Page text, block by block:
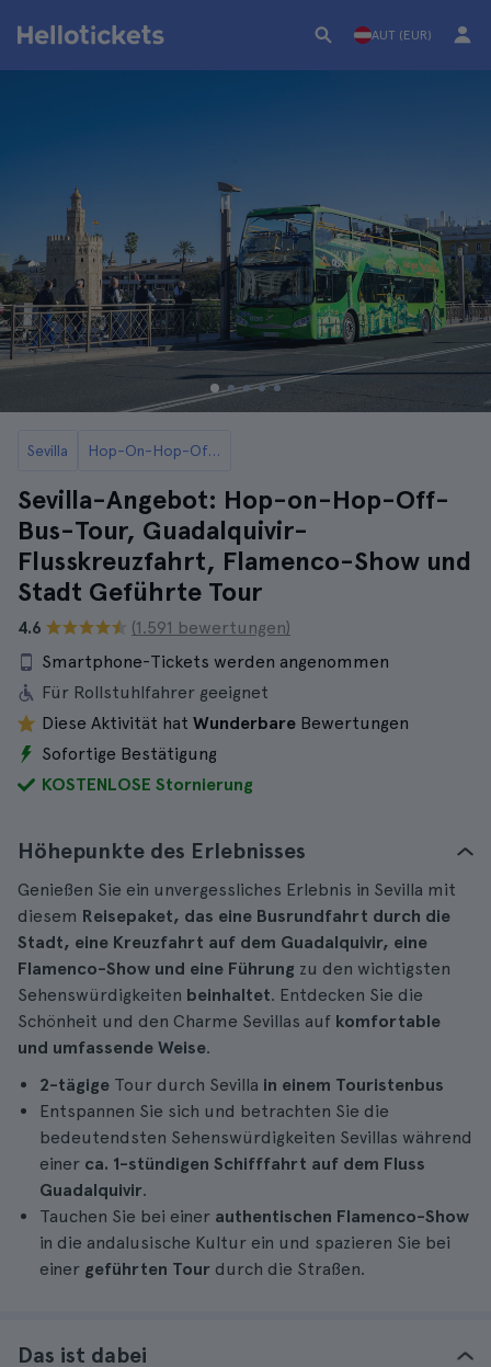
AUT (EUR)
Sevilla Hop-On-Hop-Off-Busse in Sevilla
Sevilla-Angebot: Hop-on-Hop-Off-
Bus-Tour, Guadalquivir-
Flusskreuzfahrt, Flamenco-Show und
Stadt Geführte Tour
4.6
(1.591 bewertungen)
Smartphone-Tickets werden angenommen
Für Rollstuhlfahrer geeignet
Diese Aktivität hat Wunderbare Bewertungen
Sofortige Bestätigung
KOSTENLOSE Stornierung
Höhepunkte des Erlebnisses
Genießen Sie ein unvergessliches Erlebnis in Sevilla mit
diesem Reisepaket, das eine Busrundfahrt durch die
Stadt, eine Kreuzfahrt auf dem Guadalquivir, eine
Flamenco-Show und eine Führung zu den wichtigsten
Sehenswürdigkeiten beinhaltet. Entdecken Sie die
Schönheit und den Charme Sevillas auf komfortable
und umfassende Weise.
2-tägige Tour durch Sevilla in einem Touristenbus
Entspannen Sie sich und betrachten Sie die
bedeutendsten Sehenswürdigkeiten Sevillas während
einer ca. 1-stündigen Schifffahrt auf dem Fluss
Guadalquivir.
Tauchen Sie bei einer authentischen Flamenco-Show
in die andalusische Kultur ein und spazieren Sie bei
einer geführten Tour durch die Straßen.
Das ist dabei